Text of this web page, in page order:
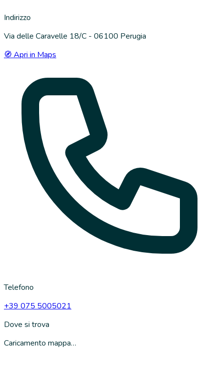
Indirizzo
Via delle Caravelle 18/C - 06100 Perugia
🧭 Apri in Maps
Telefono
+39 075 5005021
Dove si trova
Caricamento mappa…